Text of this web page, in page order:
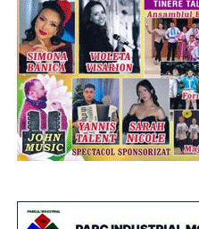
decizia concetățenilor săi:
Orice s-a întâmplat la nivel
guvernarea de coaliție
organizație puternică, cu
interesați de comunitate,
ematizeze cu cetățeanul, să
reprezentat de comunitate.
economică, poate fi